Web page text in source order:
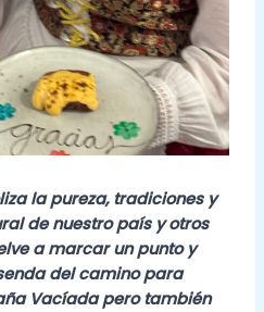
la pureza, tradiciones y
de nuestro país y otros
a marcar un punto y
del camino para
Vacíada pero también